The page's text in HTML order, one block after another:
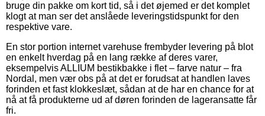
bruge din pakke om kort tid, så i det øjemed er det komplet
klogt at man ser det anslåede leveringstidspunkt for den
respektive vare.
En stor portion internet varehuse frembyder levering på blot
en enkelt hverdag på en lang række af deres varer,
eksempelvis ALLIUM bestikbakke i flet – farve natur – fra
Nordal, men vær obs på at det er forudsat at handlen laves
forinden et fast klokkeslæt, sådan at de har en chance for at
nå at få produkterne ud af døren forinden de lageransatte får
fri.